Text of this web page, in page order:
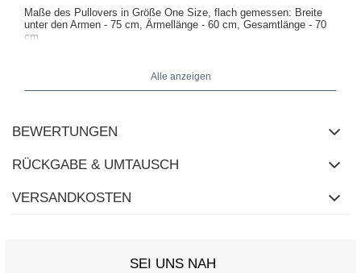
Maße des Pullovers in Größe One Size, flach gemessen: Breite
unter den Armen - 75 cm, Ärmellänge - 60 cm, Gesamtlänge - 70
cm.
Alle anzeigen
BEWERTUNGEN
RÜCKGABE & UMTAUSCH
VERSANDKOSTEN
SEI UNS NAH